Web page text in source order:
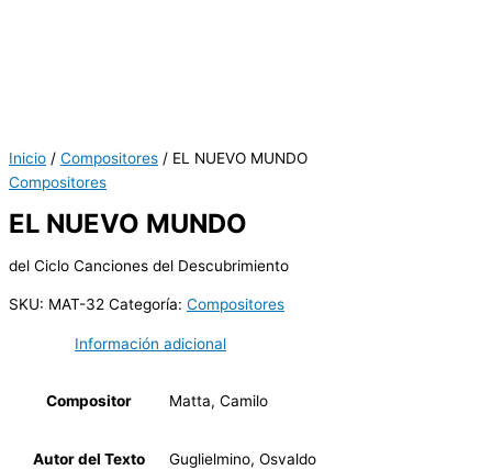
Inicio / Compositores / EL NUEVO MUNDO
Compositores
EL NUEVO MUNDO
del Ciclo Canciones del Descubrimiento
SKU: MAT-32 Categoría: Compositores
Información adicional
Compositor Matta, Camilo
Autor del Texto Guglielmino, Osvaldo